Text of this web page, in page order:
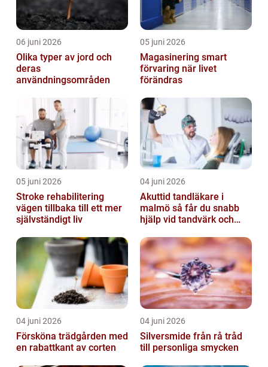
06 juni 2026
Olika typer av jord och
deras
användningsområden
05 juni 2026
Magasinering smart
förvaring när livet
förändras
05 juni 2026
Stroke rehabilitering
vägen tillbaka till ett mer
självständigt liv
04 juni 2026
Akuttid tandläkare i
malmö så får du snabb
hjälp vid tandvärk och
04 juni 2026
Försköna trädgården med
en rabattkant av corten
04 juni 2026
Silversmide från rå tråd
till personliga smycken